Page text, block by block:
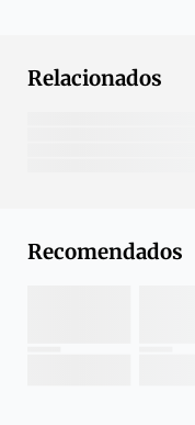
Relacionados
Recomendados